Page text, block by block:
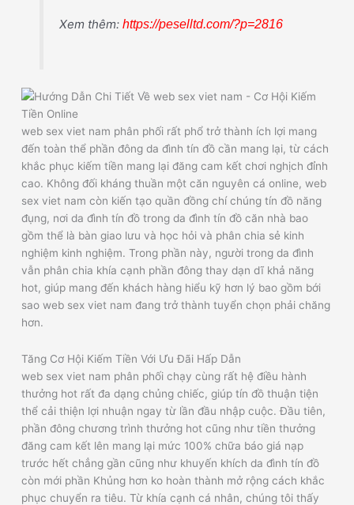
Xem thêm: https://peselltd.com/?p=2816
web sex viet nam phân phối rất phổ trở thành ích lợi mang
đến toàn thể phần đông da đình tín đồ cần mang lại, từ cách
khắc phục kiếm tiền mang lại đăng cam kết chơi nghịch đỉnh
cao. Không đối kháng thuần một căn nguyên cá online, web
sex viet nam còn kiến tạo quần đồng chí chúng tín đồ năng
đụng, nơi da đình tín đồ trong da đình tín đồ căn nhà bao
gồm thể là bàn giao lưu và học hỏi và phân chia sẻ kinh
nghiệm kinh nghiệm. Trong phần này, người trong da đình
vẫn phân chia khía cạnh phần đông thay dạn dĩ khả năng
hot, giúp mang đến khách hàng hiểu kỹ hơn lý bao gồm bới
sao web sex viet nam đang trở thành tuyển chọn phải chăng
hơn.
Tăng Cơ Hội Kiếm Tiền Với Ưu Đãi Hấp Dẫn
web sex viet nam phân phối chạy cùng rất hệ điều hành
thưởng hot rất đa dạng chủng chiếc, giúp tín đồ thuận tiện
thể cải thiện lợi nhuận ngay từ lần đầu nhập cuộc. Đầu tiên,
phần đông chương trình thưởng hot cũng như tiền thưởng
đăng cam kết lên mang lại mức 100% chữa báo giá nạp
trước hết chẳng gần cũng như khuyến khích da đình tín đồ
còn mới phần Khủng hơn ko hoàn thành mở rộng cách khắc
phục chuyển ra tiêu. Từ khía cạnh cá nhân, chúng tôi thấy